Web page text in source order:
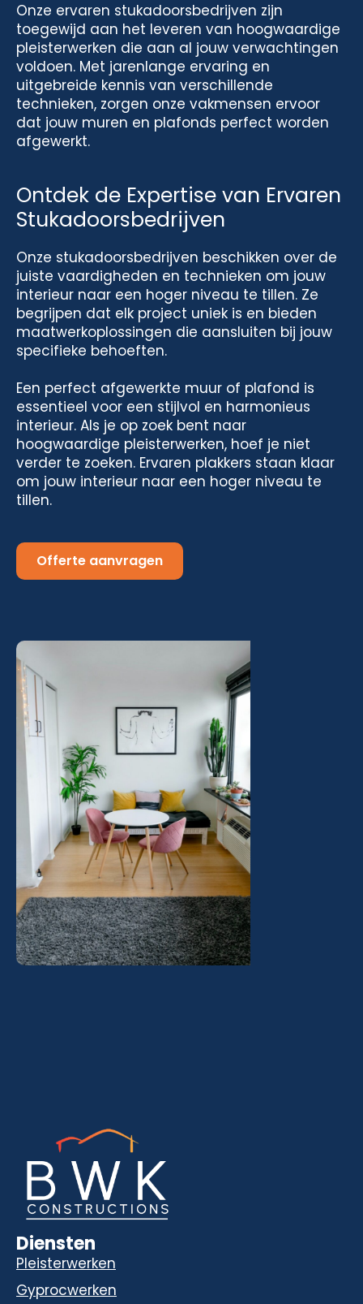
Onze ervaren stukadoorsbedrijven zijn
toegewijd aan het leveren van hoogwaardige
pleisterwerken die aan al jouw verwachtingen
voldoen. Met jarenlange ervaring en
uitgebreide kennis van verschillende
technieken, zorgen onze vakmensen ervoor
dat jouw muren en plafonds perfect worden
afgewerkt.
Ontdek de Expertise van Ervaren
Stukadoorsbedrijven
Onze stukadoorsbedrijven beschikken over de
juiste vaardigheden en technieken om jouw
interieur naar een hoger niveau te tillen. Ze
begrijpen dat elk project uniek is en bieden
maatwerkoplossingen die aansluiten bij jouw
specifieke behoeften.
Een perfect afgewerkte muur of plafond is
essentieel voor een stijlvol en harmonieus
interieur. Als je op zoek bent naar
hoogwaardige pleisterwerken, hoef je niet
verder te zoeken. Ervaren plakkers staan klaar
om jouw interieur naar een hoger niveau te
tillen.
Offerte aanvragen
Diensten
Pleisterwerken
Gyprocwerken